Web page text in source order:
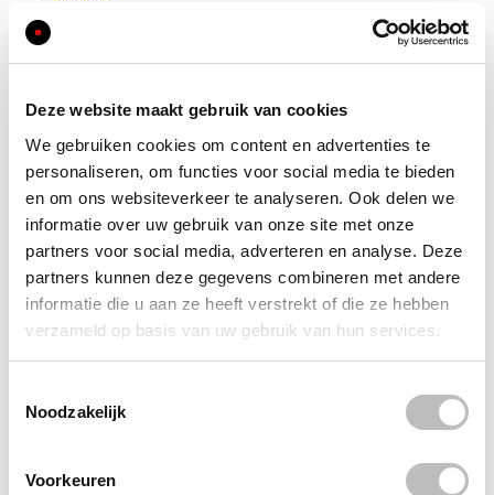
Deze website maakt gebruik van cookies
We gebruiken cookies om content en advertenties te
personaliseren, om functies voor social media te bieden
en om ons websiteverkeer te analyseren. Ook delen we
informatie over uw gebruik van onze site met onze
partners voor social media, adverteren en analyse. Deze
partners kunnen deze gegevens combineren met andere
informatie die u aan ze heeft verstrekt of die ze hebben
verzameld op basis van uw gebruik van hun services.
Noodzakelijk
Voorkeuren
Menu
Compare Products
My Cart
Search
Search
Home
Login
Customer Login
Registered Customers
If you have an account, sign in with your email address.
Sign In